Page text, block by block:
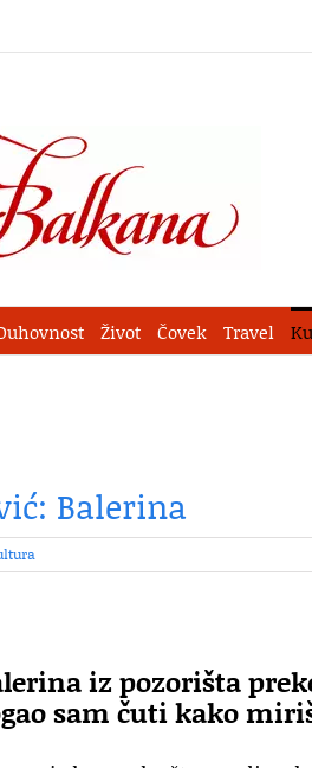
Život Čovek Travel
Balerina
iz pozorišta
sam čuti kako